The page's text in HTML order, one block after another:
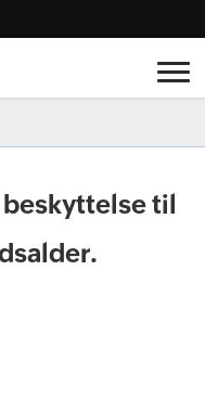
til